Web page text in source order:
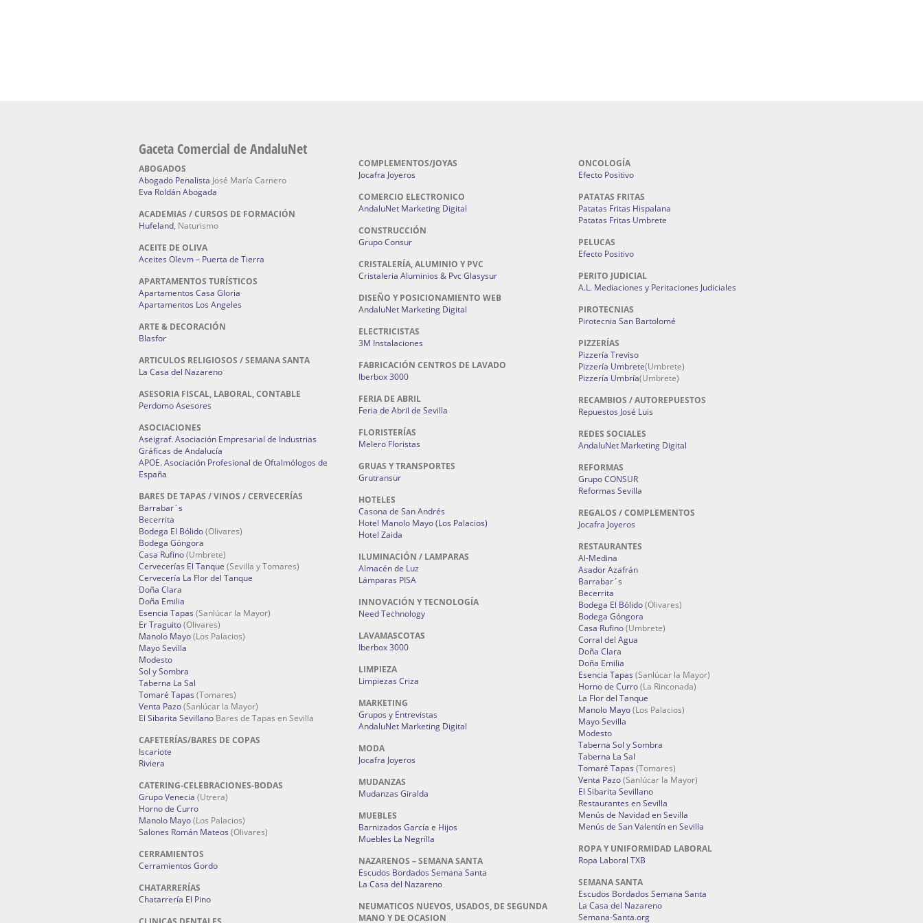
Gaceta Comercial de AndaluNet
ABOGADOS
Abogado Penalista José María Carnero
Eva Roldán Abogada
ACADEMIAS / CURSOS DE FORMACIÓN
Hufeland, Naturismo
ACEITE DE OLIVA
Aceites Olevm – Puerta de Tierra
APARTAMENTOS TURÍSTICOS
Apartamentos Casa Gloria
Apartamentos Los Angeles
ARTE & DECORACIÓN
Blasfor
ARTICULOS RELIGIOSOS / SEMANA SANTA
La Casa del Nazareno
ASESORIA FISCAL, LABORAL, CONTABLE
Perdomo Asesores
ASOCIACIONES
Aseigraf. Asociación Empresarial de Industrias
Gráficas de Andalucía
APOE. Asociación Profesional de Oftalmólogos de
España
BARES DE TAPAS / VINOS / CERVECERÍAS
Barrabar´s
Becerrita
Bodega El Bólido(Olivares)
Bodega Góngora
Casa Rufino(Umbrete)
Cervecerías El Tanque (Sevilla y Tomares)
Cervecería La Flor del Tanque
Doña Clara
Doña Emilia
Esencia Tapas (Sanlúcar la Mayor)
Er Traguito(Olivares)
Manolo Mayo(Los Palacios)
Mayo Sevilla
Modesto
Sol y Sombra
Taberna La Sal
Tomaré Tapas (Tomares)
Venta Pazo(Sanlúcar la Mayor)
El Sibarita Sevillano Bares de Tapas en Sevilla
CAFETERÍAS/BARES DE COPAS
Iscariote
Riviera
CATERING-CELEBRACIONES-BODAS
Grupo Venecia (Utrera)
Horno de Curro
Manolo Mayo(Los Palacios)
Salones Román Mateos (Olivares)
CERRAMIENTOS
Cerramientos Gordo
CHATARRERÍAS
Chatarrería El Pino
COMPLEMENTOS/JOYAS
Jocafra Joyeros
COMERCIO ELECTRONICO
AndaluNet Marketing Digital
CONSTRUCCIÓN
Grupo Consur
CRISTALERÍA, ALUMINIO Y PVC
Cristaleria Aluminios & Pvc Glasysur
DISEÑO Y POSICIONAMIENTO WEB
AndaluNet Marketing Digital
ELECTRICISTAS
3M Instalaciones
FABRICACIÓN CENTROS DE LAVADO
Iberbox 3000
FERIA DE ABRIL
Feria de Abril de Sevilla
FLORISTERÍAS
Melero Floristas
GRUAS Y TRANSPORTES
Grutransur
HOTELES
Casona de San Andrés
Hotel Manolo Mayo (Los Palacios)
Hotel Zaida
ILUMINACIÓN / LAMPARAS
Almacén de Luz
Lámparas PISA
INNOVACIÓN Y TECNOLOGÍA
Need Technology
LAVAMASCOTAS
Iberbox 3000
LIMPIEZA
Limpiezas Criza
MARKETING
Grupos y Entrevistas
AndaluNet Marketing Digital
MODA
Jocafra Joyeros
MUDANZAS
Mudanzas Giralda
MUEBLES
Barnizados García e Hijos
Muebles La Negrilla
NAZARENOS – SEMANA SANTA
Escudos Bordados Semana Santa
La Casa del Nazareno
NEUMATICOS NUEVOS, USADOS, DE SEGUNDA
MANO Y DE OCASION
ONCOLOGÍA
Efecto Positivo
PATATAS FRITAS
Patatas Fritas Hispalana
Patatas Fritas Umbrete
PELUCAS
Efecto Positivo
PERITO JUDICIAL
A.L. Mediaciones y Peritaciones Judiciales
PIROTECNIAS
Pirotecnia San Bartolomé
PIZZERÍAS
Pizzería Treviso
Pizzería Umbrete(Umbrete)
Pizzería Umbría(Umbrete)
RECAMBIOS / AUTOREPUESTOS
Repuestos José Luis
REDES SOCIALES
AndaluNet Marketing Digital
REFORMAS
Grupo CONSUR
Reformas Sevilla
REGALOS / COMPLEMENTOS
Jocafra Joyeros
RESTAURANTES
Al-Medina
Asador Azafrán
Barrabar´s
Becerrita
Bodega El Bólido(Olivares)
Bodega Góngora
Casa Rufino(Umbrete)
Corral del Agua
Doña Clara
Doña Emilia
Esencia Tapas (Sanlúcar la Mayor)
Horno de Curro(La Rinconada)
La Flor del Tanque
Manolo Mayo(Los Palacios)
Mayo Sevilla
Modesto
Taberna Sol y Sombra
Taberna La Sal
Tomaré Tapas (Tomares)
Venta Pazo(Sanlúcar la Mayor)
El Sibarita Sevillano
Restaurantes en Sevilla
Menús de Navidad en Sevilla
Menús de San Valentín en Sevilla
ROPA Y UNIFORMIDAD LABORAL
Ropa Laboral TXB
SEMANA SANTA
Escudos Bordados Semana Santa
La Casa del Nazareno
Semana-Santa.org